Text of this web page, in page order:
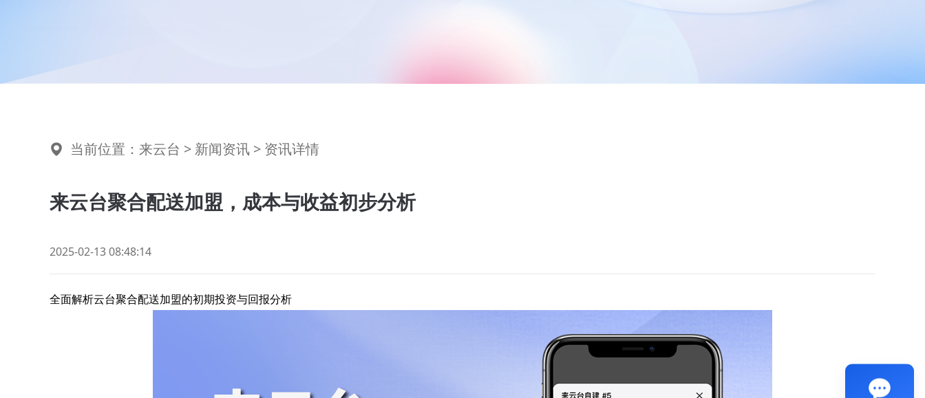
当前位置： 来云台 > 新闻资讯 > 资讯详情
来云台聚合配送加盟，成本与收益初步分析
2025-02-13 08:48:14
全面解析云台聚合配送加盟的初期投资与回报分析